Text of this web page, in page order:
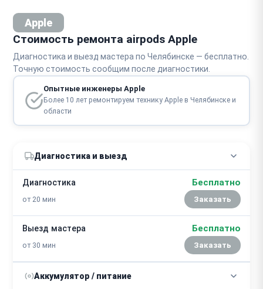
Apple
Стоимость ремонта airpods Apple
Диагностика и выезд мастера по Челябинске — бесплатно.
Точную стоимость сообщим после диагностики.
Опытные инженеры Apple
Более 10 лет ремонтируем технику Apple в Челябинске и
области
Диагностика и выезд
Диагностика
от 20 мин
Бесплатно
Заказать
Выезд мастера
от 30 мин
Бесплатно
Заказать
Аккумулятор / питание